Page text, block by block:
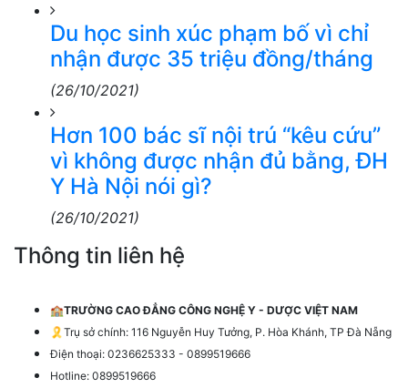
Du học sinh xúc phạm bố vì chỉ
nhận được 35 triệu đồng/tháng
(26/10/2021)
Hơn 100 bác sĩ nội trú “kêu cứu”
vì không được nhận đủ bằng, ĐH
Y Hà Nội nói gì?
(26/10/2021)
Thông tin liên hệ
🏫TRƯỜNG CAO ĐẲNG CÔNG NGHỆ Y - DƯỢC VIỆT NAM
🎗️Trụ sở chính: 116 Nguyễn Huy Tưởng, P. Hòa Khánh, TP Đà Nẵng
Điện thoại: 0236625333 - 0899519666
Hotline: 0899519666